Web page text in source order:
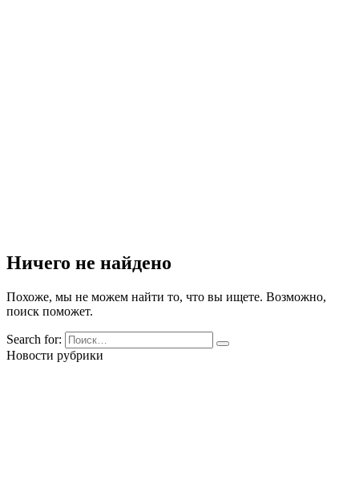
Ничего не найдено
Похоже, мы не можем найти то, что вы ищете. Возможно,
поиск поможет.
Search for:
Новости рубрики